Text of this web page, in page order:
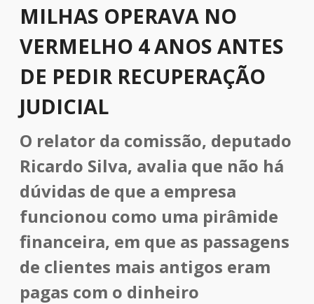
MILHAS OPERAVA NO
VERMELHO 4 ANOS ANTES
DE PEDIR RECUPERAÇÃO
JUDICIAL
O relator da comissão, deputado
Ricardo Silva, avalia que não há
dúvidas de que a empresa
funcionou como uma pirâmide
financeira, em que as passagens
de clientes mais antigos eram
pagas com o dinheiro